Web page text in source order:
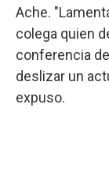
Ache.
colega quien
conferencia
deslizar un
expuso.